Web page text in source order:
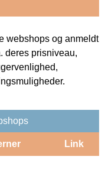
webshops og anmeldt
deres prisniveau,
Link